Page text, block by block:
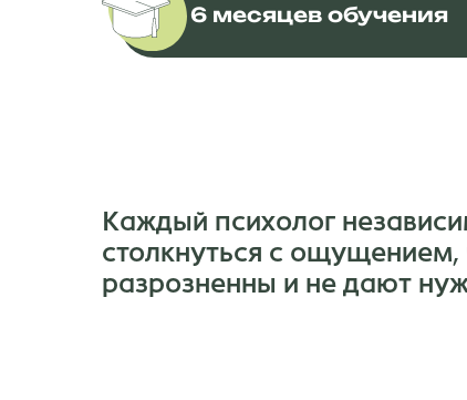
6 месяцев обучения
Каждый психолог
столкнуться с ощущением,
разрозненны и не дают